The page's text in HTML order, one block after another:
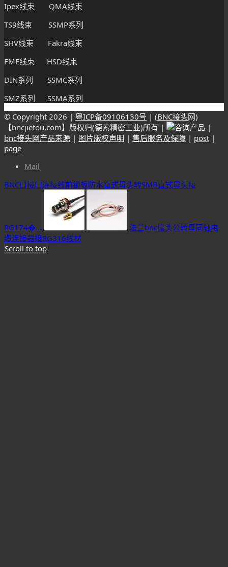
Ipex线束 QMA线束
TS9线束 SSMP系列
SHV线束 Fakra线束
FME线束 HSD线束
DIN系列 SSMC系列
SMZ系列 SSMA系列
© Copyright 2026 | 粤ICP备09106130号 | (BNC接头网)
【bncjietou.com】版权归(德索精密工业)所有 |
|
bnc接头网产品来源 | 图片版权声明 | 售后服务及保障 | post |
page
Mail
BNC口接口连接线前锁板防水直式母头转SMB直式母头接
RG174�...
法兰bnc接头公转母同轴电
缆连接器接RG316线材
Scroll to top